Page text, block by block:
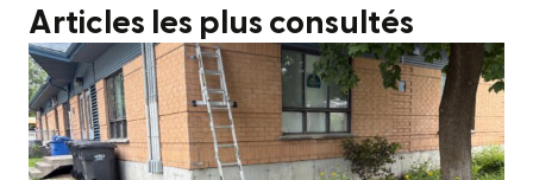
Articles les plus consultés